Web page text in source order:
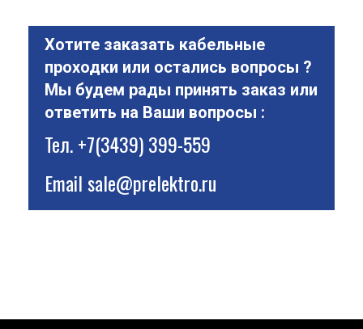
Хотите заказать кабельные
проходки или остались вопросы ?
Мы будем рады принять заказ или
ответить на Ваши вопросы :
Тел.+7(3439) 399-559
Emailsale@prelektro.ru